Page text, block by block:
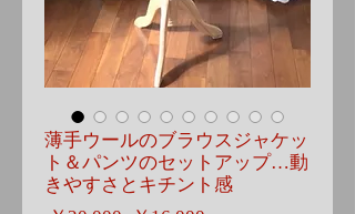
薄手ウールのブラウスジャケッ
ト＆パンツのセットアップ…動
きやすさとキチント感